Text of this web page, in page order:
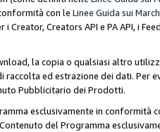
con le Linee Guida sui March
i Creator, Creators API e PA API, i
la copia o qualsiasi altro
ed estrazione dei dati. Per
Pubblicitario dei Prodotti.
esclusivamente in conformità
del Programma